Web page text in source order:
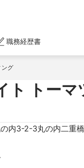
職務経歴書
ング
ト トー
内3-2-3丸の内二重